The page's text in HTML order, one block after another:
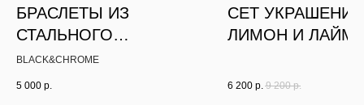
БРАСЛЕТЫ ИЗ
СТАЛЬНОГО
ГЕМАТИТА С
ЖЕМЧУГОМ
BLACK&CHROME
5 000 р.
СЕТ
ЛИМОН И ЛАЙМ
+ СЕРЬГИ СО
6 200 р. 9 200 р.